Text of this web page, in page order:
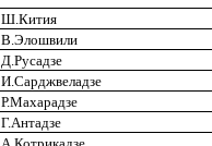
Ш.Кития
В.Элошвили
Д.Русадзе
И.Сарджвеладзе
Р.Махарадзе
Г.Антадзе